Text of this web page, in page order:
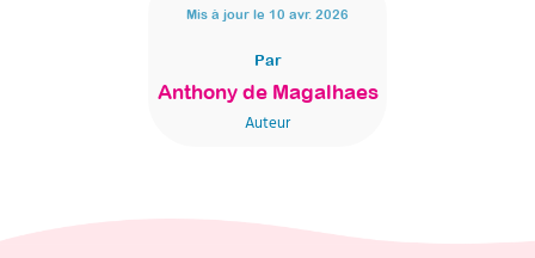
Mis à jour le 10 avr. 2026
Par
Anthony de Magalhaes
Auteur